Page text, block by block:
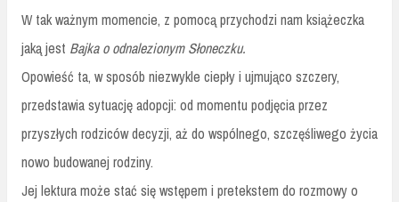
W tak ważnym momencie, z pomocą przychodzi nam książeczka
jaką jest Bajka o odnalezionym Słoneczku.
Opowieść ta, w sposób niezwykle ciepły i ujmująco szczery,
przedstawia sytuację adopcji: od momentu podjęcia przez
przyszłych rodziców decyzji, aż do wspólnego, szczęśliwego życia
nowo budowanej rodziny.
Jej lektura może stać się wstępem i pretekstem do rozmowy o